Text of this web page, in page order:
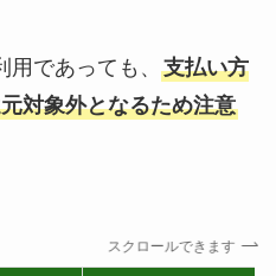
であっても、 支払い方
対象外となるため注意
スクロールできます